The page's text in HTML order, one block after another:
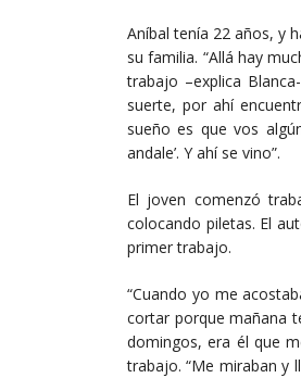
Aníbal tenía 22 años, y
su familia. “Allá hay
trabajo –explica
suerte, por ahí
sueño es que vos
andale’. Y ahí se vino”.
El joven comenzó
colocando piletas. El
primer trabajo.
“Cuando yo me
cortar porque mañana
domingos, era él que
trabajo. “Me miraban y